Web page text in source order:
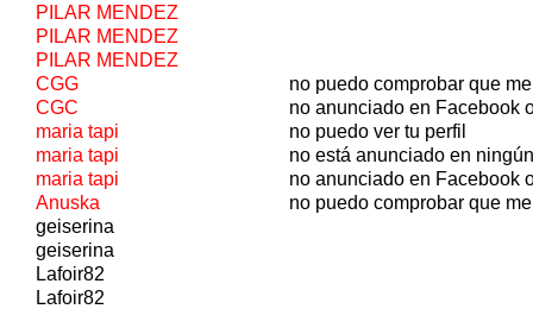
PILAR MENDEZ
PILAR MENDEZ
PILAR MENDEZ
CGG
no puedo comprobar que
CGC
no anunciado en Facebook
maria tapi
no puedo ver tu perfil
maria tapi
no está anunciado en
maria tapi
no anunciado en Facebook
Anuska
no puedo comprobar que
geiserina
geiserina
Lafoir82
Lafoir82